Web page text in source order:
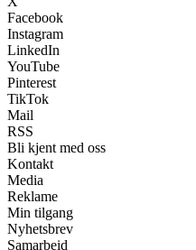
Facebook
Instagram
LinkedIn
YouTube
Pinterest
TikTok
Mail
RSS
Bli kjent med oss
Kontakt
Media
Reklame
Min tilgang
Nyhetsbrev
Samarbeid